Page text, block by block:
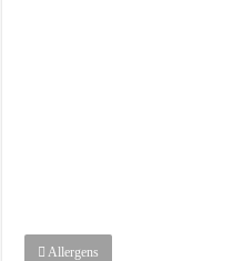
Allergens